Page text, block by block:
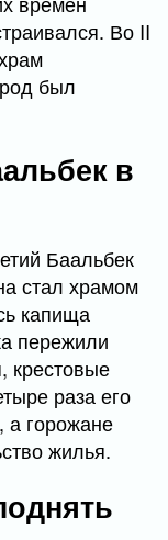
Во II
был
в
Баальбек
стал храмом
капища
пережили
крестовые
раза его
а горожане
жилья.